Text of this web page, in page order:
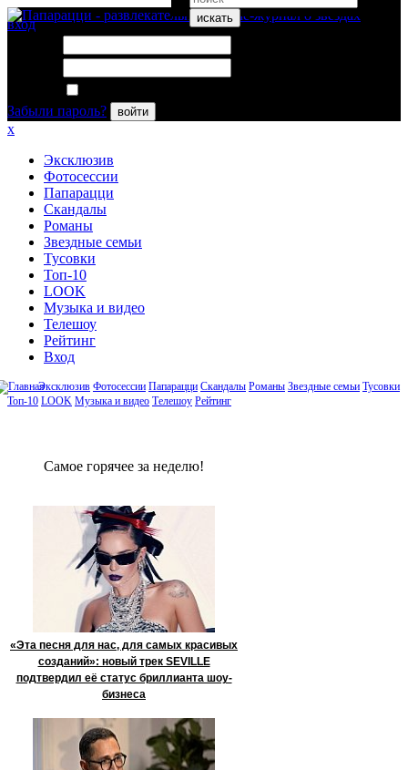
искать
вход
Забыли пароль?
войти
x
Эксклюзив
Фотосессии
Папарацци
Скандалы
Романы
Звездные семьи
Тусовки
Топ-10
LOOK
Музыка и видео
Телешоу
Рейтинг
Вход
Эксклюзив Фотосессии Папарацци Скандалы Романы Звездные семьи Тусовки
Топ-10 LOOK Музыка и видео Телешоу Рейтинг
Сaмое гoрячее за неделю!
«Эта песня для нас, для самых красивых
созданий»: новый трек SEVILLE
подтвердил её статус бриллианта шоу-
бизнеса